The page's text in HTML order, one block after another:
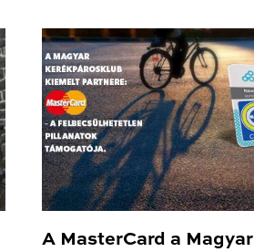
A MasterCard a Magyar